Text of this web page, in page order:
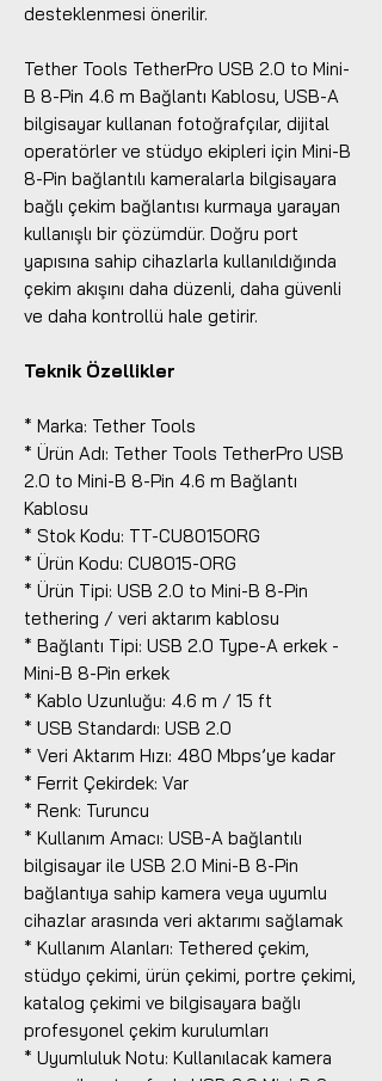
desteklenmesi önerilir.
Tether Tools TetherPro USB 2.0 to Mini-
B 8-Pin 4.6 m Bağlantı Kablosu, USB-A
bilgisayar kullanan fotoğrafçılar, dijital
operatörler ve stüdyo ekipleri için Mini-B
8-Pin bağlantılı kameralarla bilgisayara
bağlı çekim bağlantısı kurmaya yarayan
kullanışlı bir çözümdür. Doğru port
yapısına sahip cihazlarla kullanıldığında
çekim akışını daha düzenli, daha güvenli
ve daha kontrollü hale getirir.
Teknik Özellikler
* Marka: Tether Tools
* Ürün Adı: Tether Tools TetherPro USB
2.0 to Mini-B 8-Pin 4.6 m Bağlantı
Kablosu
* Stok Kodu: TT-CU8015ORG
* Ürün Kodu: CU8015-ORG
* Ürün Tipi: USB 2.0 to Mini-B 8-Pin
tethering / veri aktarım kablosu
* Bağlantı Tipi: USB 2.0 Type-A erkek -
Mini-B 8-Pin erkek
* Kablo Uzunluğu: 4.6 m / 15 ft
* USB Standardı: USB 2.0
* Veri Aktarım Hızı: 480 Mbps’ye kadar
* Ferrit Çekirdek: Var
* Renk: Turuncu
* Kullanım Amacı: USB-A bağlantılı
bilgisayar ile USB 2.0 Mini-B 8-Pin
bağlantıya sahip kamera veya uyumlu
cihazlar arasında veri aktarımı sağlamak
* Kullanım Alanları: Tethered çekim,
stüdyo çekimi, ürün çekimi, portre çekimi,
katalog çekimi ve bilgisayara bağlı
profesyonel çekim kurulumları
* Uyumluluk Notu: Kullanılacak kamera